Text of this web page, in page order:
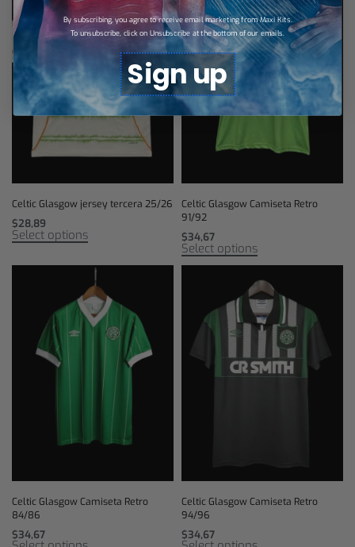
Celtic Glasgow jersey tercera 25/26
$28,89
Select options
Celtic Glasgow Camiseta Retro
91/92
$34,67
Select options
Celtic Glasgow Camiseta Retro
84/86
$34,67
Celtic Glasgow Camiseta Retro
94/96
$34,67
By subscribing, you agree to receive email marketing from Maxi Kits.
To unsubscribe, click on Unsubscribe at the bottom of our emails.
Sign up